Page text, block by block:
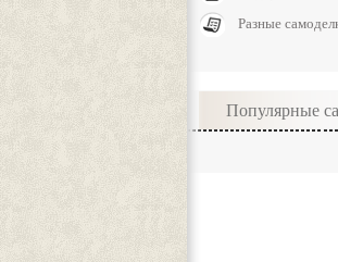
Разные
Популярные